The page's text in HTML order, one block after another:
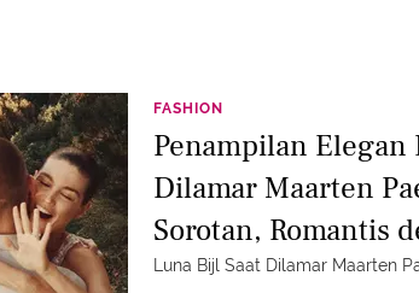
FASHION
Penampilan Elegan
Dilamar Maarten
Sorotan, Romantis
Berkilau
Luna Bijl Saat Dilamar Maarten